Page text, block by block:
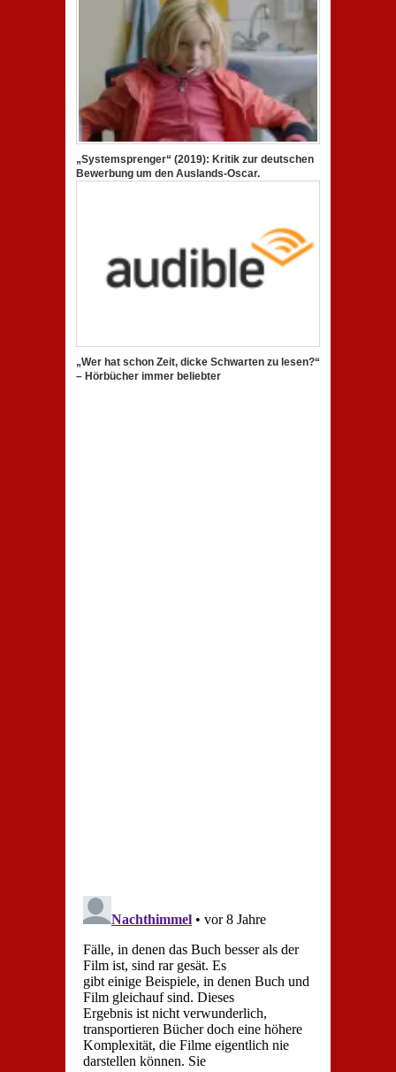
„Systemsprenger“ (2019): Kritik zur deutschen
Bewerbung um den Auslands-Oscar.
„Wer hat schon Zeit, dicke Schwarten zu lesen?“
– Hörbücher immer beliebter